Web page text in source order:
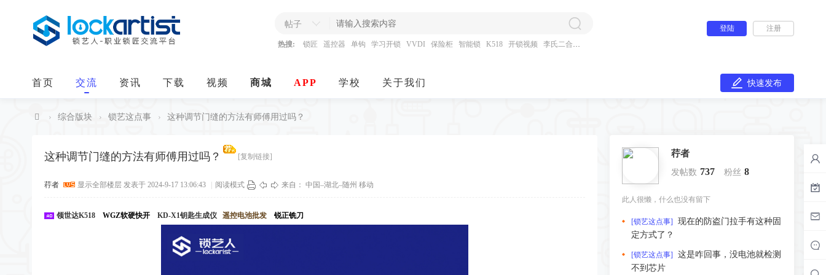
帖子
热搜: 锁匠 遥控器 单钩 学习开锁 VVDI 保险柜 智能锁 K518 开锁视频 李氏二合一
登陆 注册
首页 交流 资讯 下载 视频 商城 APP 学校 关于我们 快速发布
› 综合版块 › 锁艺这点事 › 这种调节门缝的方法有师傅用过吗？
荇者
发帖数 737 粉丝 8
此人很懒，什么也没有留下
[锁艺这点事]
现在的防盗门拉手有这种固
定方式了？
[锁艺这点事]
这是咋回事，没电池就检测
不到芯片
这种调节门缝的方法有师傅用过吗？ [复制链接]
荇者 显示全部楼层 发表于 2024-9-17 13:06:43 阅读模式 来自： 中国–湖北–随州 移动
领世达K518 WGZ软硬快开 KD-X1钥匙生成仪 遥控电池批发 锐正铣刀